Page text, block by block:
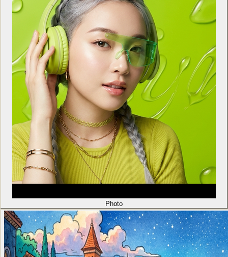
Photo